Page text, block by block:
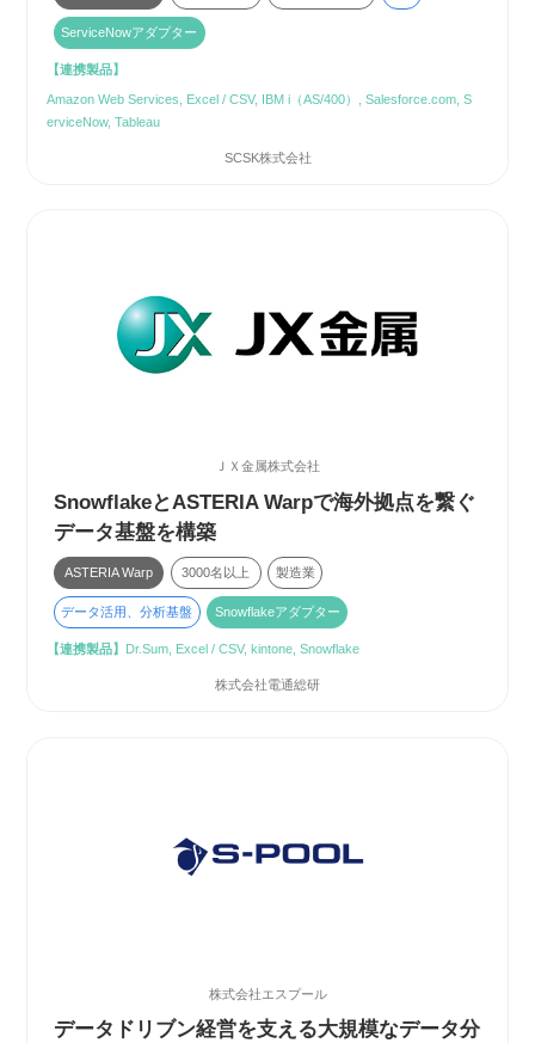
ServiceNowアダプター
【連携製品】
Amazon Web Services, Excel / CSV, IBM i（AS/400）, Salesforce.com, S
erviceNow, Tableau
SCSK株式会社
ＪＸ金属株式会社
SnowflakeとASTERIA Warpで海外拠点を繋ぐ
データ基盤を構築
ASTERIA Warp 3000名以上 製造業
データ活用、分析基盤 Snowflakeアダプター
【連携製品】 Dr.Sum, Excel / CSV, kintone, Snowflake
株式会社電通総研
株式会社エスプール
データドリブン経営を支える大規模なデータ分